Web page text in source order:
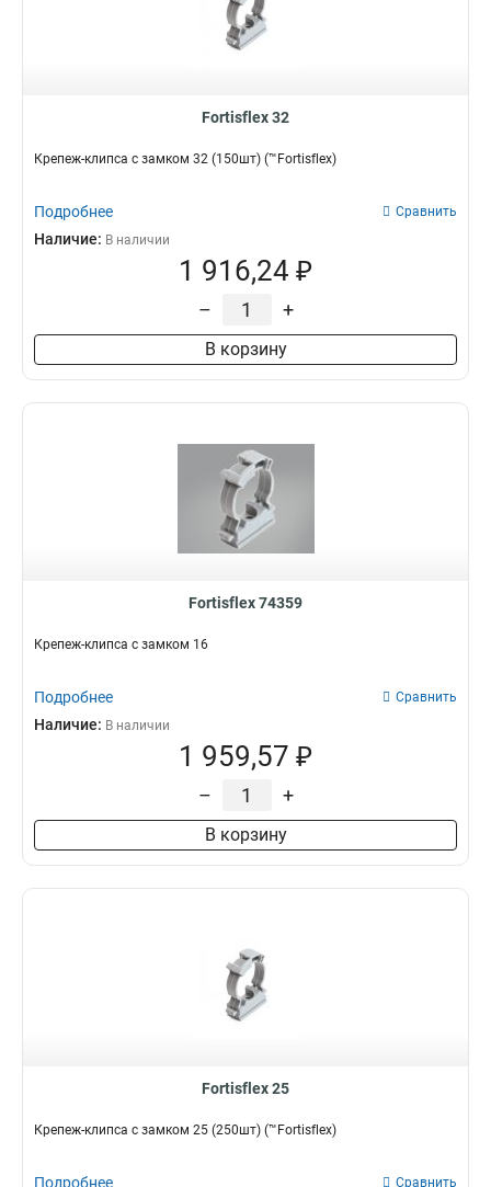
Fortisflex 32
Крепеж-клипса с замком 32 (150шт) (™Fortisflex)
Подробнее Сравнить
Наличие: В наличии
1 916,24 ₽
– +
В корзину
Fortisflex 74359
Крепеж-клипса с замком 16
Подробнее Сравнить
Наличие: В наличии
1 959,57 ₽
– +
В корзину
Fortisflex 25
Крепеж-клипса с замком 25 (250шт) (™Fortisflex)
Подробнее Сравнить